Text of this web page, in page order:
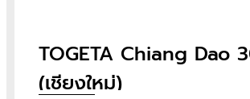
TOGETA Chiang Dao
(เชียงใหม่)